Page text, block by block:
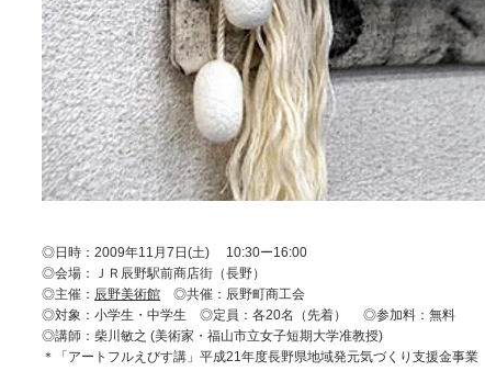
◎日時：2009年11月7日(土) 10:30ー16:00
◎会場：ＪＲ辰野駅前商店街（長野）
◎主催： 辰野美術館 ◎共催：辰野町商工会
◎対象：小学生・中学生 ◎定員：各20名（先着） ◎参加料：無料
◎講師：柴川敏之 (美術家・福山市立女子短期大学准教授)
＊「アートフルえびす講」平成21年度長野県地域発元気づくり支援金事業